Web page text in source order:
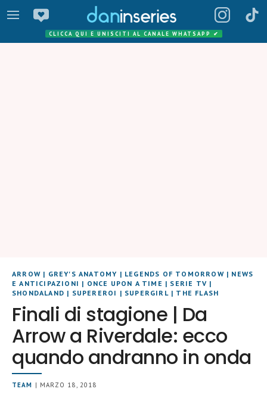
CLICCA QUI E UNISCITI AL CANALE WHATSAPP ✔
ARROW | GREY'S ANATOMY | LEGENDS OF TOMORROW| NEWS
E ANTICIPAZIONI | ONCE UPON A TIME | SERIE TV |
SHONDALAND | SUPEREROI | SUPERGIRL| THE FLASH
Finali di stagione | Da
Arrow a Riverdale: ecco
quando andranno in onda
TEAM | MARZO 18, 2018